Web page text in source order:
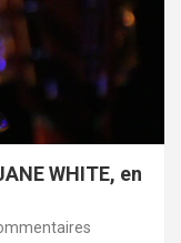
WHITE, en